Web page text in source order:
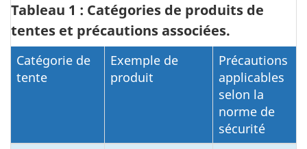
Tableau 1 : Catégories de produits de
tentes et précautions associées.
Catégorie de
tente
Exemple de
produit
Précautions
applicables
selon la
norme de
sécurité